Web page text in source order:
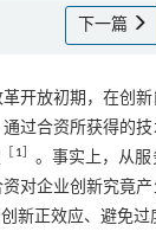
下一篇
开放初期，在创
过合资所获得的
1
。事实上，从
对企业创新究竟
新正效应、避免过